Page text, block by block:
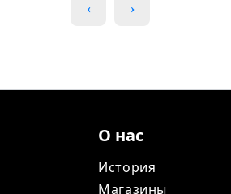
О нас
История
Магазины